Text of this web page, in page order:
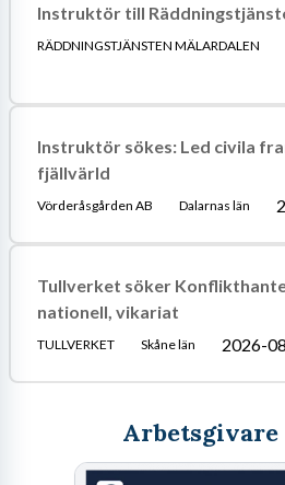
Instruktör till
RÄDDNINGSTJÄNSTEN MÄLARDALEN
Instruktör sökes: Led civila
fjällvärld
Vörderåsgården AB Dalarnas län
Tullverket söker
nationell, vikariat
TULLVERKET Skåne län 2026-